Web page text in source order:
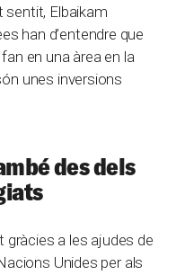
Elbaikam
han d’entendre que
en una àrea en la
unes inversions
des dels
gràcies a les ajudes de
Unides per als